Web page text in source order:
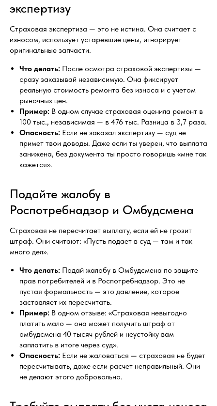
экспертизу
Страховая экспертиза — это не истина. Она считает с
износом, использует устаревшие цены, игнорирует
оригинальные запчасти.
Что делать: После осмотра страховой экспертизы —
сразу заказывай независимую. Она фиксирует
реальную стоимость ремонта без износа и с учетом
рыночных цен.
Пример: В одном случае страховая оценила ремонт в
100 тыс., независимая — в 476 тыс. Разница в 3,7 раза.
Опасность: Если не заказал экспертизу — суд не
примет твои доводы. Даже если ты уверен, что выплата
занижена, без документа ты просто говоришь «мне так
кажется».
Подайте жалобу в
Роспотребнадзор и Омбудсмена
Страховая не пересчитает выплату, если ей не грозит
штраф. Они считают: «Пусть подает в суд — там и так
много дел».
Что делать: Подай жалобу в Омбудсмена по защите
прав потребителей и в Роспотребнадзор. Это не
пустая формальность — это давление, которое
заставляет их пересчитать.
Пример: В одном отзыве: «Страховая невыгодно
платить мало — она может получить штраф от
омбудсмена 40 тысяч рублей и неустойку вам
заплатить в итоге через суд».
Опасность: Если не жаловаться — страховая не будет
пересчитывать, даже если расчет неправильный. Они
не делают этого добровольно.